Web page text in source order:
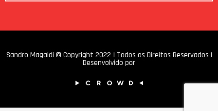
Sandro Magaldi © Copyright 2022 I Todos os Direitos Reservados |
Desenvolvido por